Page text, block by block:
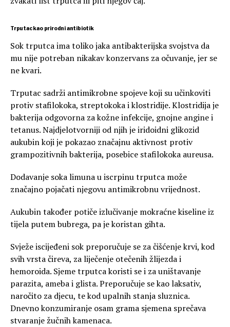
Trputac kao prirodni antibiotik
Sok trputca ima toliko jaka antibakterijska svojstva da
mu nije potreban nikakav konzervans za očuvanje, jer se
ne kvari.
Trputac sadrži antimikrobne spojeve koji su učinkoviti
protiv stafilokoka, streptokoka i klostridije. Klostridija je
bakterija odgovorna za kožne infekcije, gnojne angine i
tetanus. Najdjelotvorniji od njih je iridoidni glikozid
aukubin koji je pokazao značajnu aktivnost protiv
grampozitivnih bakterija, posebice stafilokoka aureusa.
Dodavanje soka limuna u iscrpinu trputca može
značajno pojačati njegovu antimikrobnu vrijednost.
Aukubin također potiče izlučivanje mokraćne kiseline iz
tijela putem bubrega, pa je koristan gihta.
Svježe iscijeđeni sok preporučuje se za čišćenje krvi, kod
svih vrsta čireva, za liječenje otečenih žlijezda i
hemoroida. Sjeme trputca koristi se i za uništavanje
parazita, ameba i glista. Preporučuje se kao laksativ,
naročito za djecu, te kod upalnih stanja sluznica.
Dnevno konzumiranje osam grama sjemena sprečava
stvaranje žučnih kamenaca.